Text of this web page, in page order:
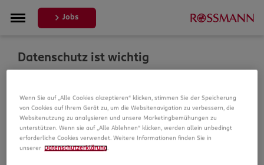
Jobs
Datenschutz ist wichtig
verarbeiten wir Daten von Ihnen. In unseren
Datenschutzbestimmungen informieren wir Sie über die
Datenspeicherung und Ihre Rechte, bevor Sie mit Ihrer
Bewerbung fortfahren.
Wenn Sie auf „Alle Cookies akzeptieren“ klicken, stimmen Sie der Speicherung
von Cookies auf Ihrem Gerät zu, um die Websitenavigation zu verbessern, die
Websitenutzung zu analysieren und unsere Marketingbemühungen zu
unterstützen. Wenn sie auf „Alle Ablehnen“ klicken, werden allein unbedingt
erforderliche Cookies verwendet. Weitere Informationen finden Sie in
unserer Datenschutzerklärung